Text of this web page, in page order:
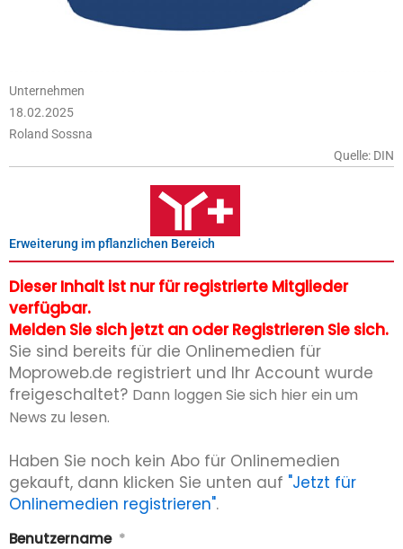
Unternehmen
18.02.2025
Roland Sossna
Quelle: DIN
Erweiterung im pflanzlichen Bereich
Dieser Inhalt ist nur für registrierte Mitglieder
verfügbar.
Melden Sie sich jetzt an oder Registrieren Sie sich.
Sie sind bereits für die Onlinemedien für
Moproweb.de registriert und Ihr Account wurde
freigeschaltet? Dann loggen Sie sich hier ein um
News zu lesen.
Haben Sie noch kein Abo für Onlinemedien
gekauft, dann klicken Sie unten auf "Jetzt für
Onlinemedien registrieren".
Benutzername *